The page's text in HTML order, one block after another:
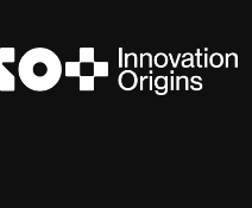
de
inhoud